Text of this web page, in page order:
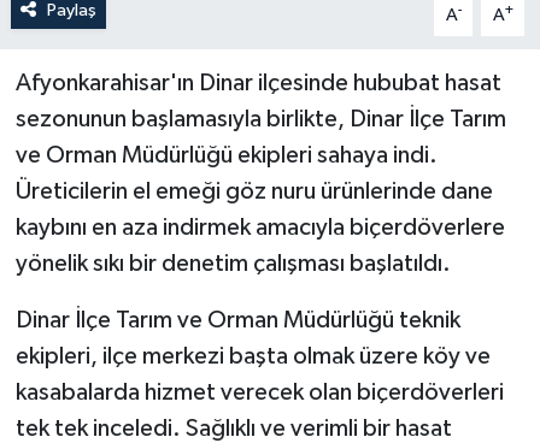
Paylaş A- A+
Afyonkarahisar'ın Dinar ilçesinde hububat hasat
sezonunun başlamasıyla birlikte, Dinar İlçe Tarım
ve Orman Müdürlüğü ekipleri sahaya indi.
Üreticilerin el emeği göz nuru ürünlerinde dane
kaybını en aza indirmek amacıyla biçerdöverlere
yönelik sıkı bir denetim çalışması başlatıldı.
Dinar İlçe Tarım ve Orman Müdürlüğü teknik
ekipleri, ilçe merkezi başta olmak üzere köy ve
kasabalarda hizmet verecek olan biçerdöverleri
tek tek inceledi. Sağlıklı ve verimli bir hasat
YAŞAM
Yerel